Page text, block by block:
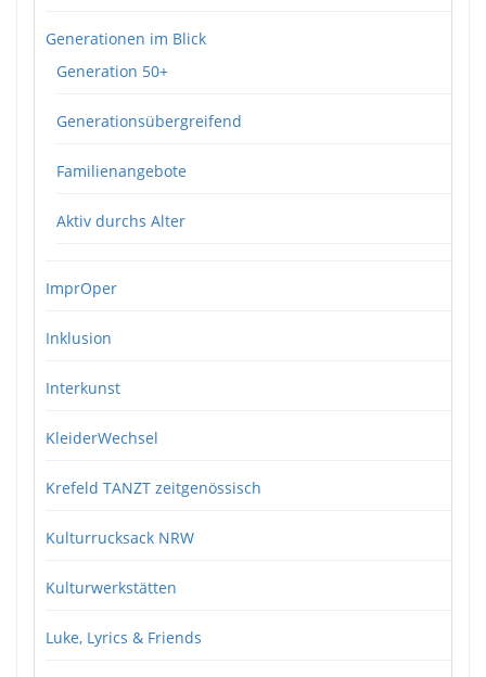
Generationen im Blick
Generation 50+
Generationsübergreifend
Familienangebote
Aktiv durchs Alter
ImprOper
Inklusion
Interkunst
KleiderWechsel
Krefeld TANZT zeitgenössisch
Kulturrucksack NRW
Kulturwerkstätten
Luke, Lyrics & Friends